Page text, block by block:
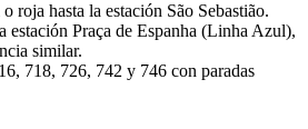
roja hasta la estación São Sebastião.
estación Praça de Espanha (Linha Azul),
similar.
718, 726, 742 y 746 con paradas